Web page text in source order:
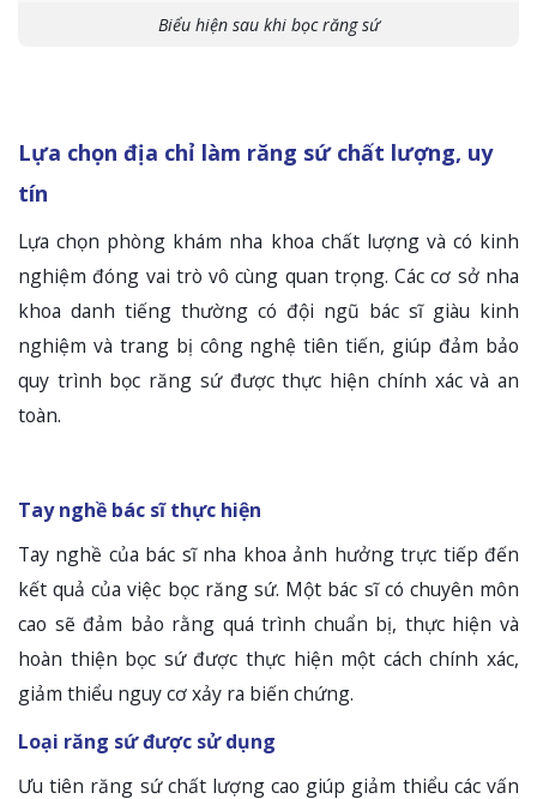
Biểu hiện sau khi bọc răng sứ
Lựa chọn địa chỉ làm răng sứ chất lượng, uy
tín
Lựa chọn phòng khám nha khoa chất lượng và có kinh
nghiệm đóng vai trò vô cùng quan trọng. Các cơ sở nha
khoa danh tiếng thường có đội ngũ bác sĩ giàu kinh
nghiệm và trang bị công nghệ tiên tiến, giúp đảm bảo
quy trình bọc răng sứ được thực hiện chính xác và an
toàn.
Tay nghề bác sĩ thực hiện
Tay nghề của bác sĩ nha khoa ảnh hưởng trực tiếp đến
kết quả của việc bọc răng sứ. Một bác sĩ có chuyên môn
cao sẽ đảm bảo rằng quá trình chuẩn bị, thực hiện và
hoàn thiện bọc sứ được thực hiện một cách chính xác,
giảm thiểu nguy cơ xảy ra biến chứng.
Loại răng sứ được sử dụng
Ưu tiên răng sứ chất lượng cao giúp giảm thiểu các vấn